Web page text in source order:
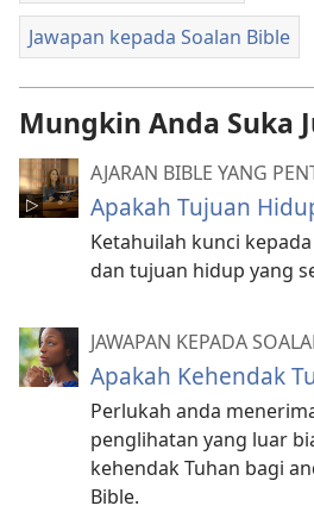
Jawapan kepada Soalan Bible
Mungkin Anda Suka
AJARAN BIBLE YANG
Apakah Tujuan
Ketahuilah kunci
dan tujuan hidup yang
JAWAPAN KEPADA
Apakah Kehendak
Perlukah anda
penglihatan yang luar
kehendak Tuhan bagi
Bible.